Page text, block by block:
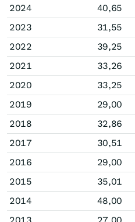
2024
40,65
2023
31,55
2022
39,25
2021
33,26
2020
33,25
2019
29,00
2018
32,86
2017
30,51
2016
29,00
2015
35,01
2014
48,00